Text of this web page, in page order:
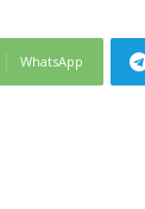
WhatsApp